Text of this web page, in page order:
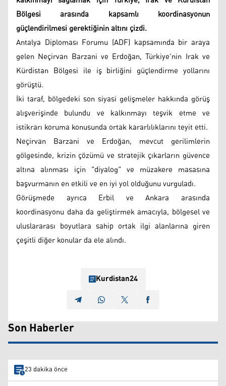
Bölgesi arasında kapsamlı koordinasyonun
güçlendirilmesi gerektiğinin altını çizdi.
Antalya Diploması Forumu (ADF) kapsamında bir araya
gelen Neçirvan Barzani ve Erdoğan, Türkiye'nin Irak ve
Kürdistan Bölgesi ile iş birliğini güçlendirme yollarını
görüştü.
İki taraf, bölgedeki son siyasi gelişmeler hakkında görüş
alışverişinde bulundu ve kalkınmayı teşvik etme ve
istikrarı koruma konusunda ortak kararlılıklarını teyit etti.
Neçirvan Barzani ve Erdoğan, mevcut gerilimlerin
gölgesinde, krizin çözümü ve stratejik çıkarların güvence
altına alınması için "diyalog" ve müzakere masasına
başvurmanın en etkili ve en iyi yol olduğunu vurguladı.
Görüşmede ayrıca Erbil ve Ankara arasında
koordinasyonu daha da geliştirmek amacıyla, bölgesel ve
uluslararası boyutlara sahip ortak ilgi alanlarına giren
çeşitli diğer konular da ele alındı.
Kurdistan24
Son Haberler
23 dakika önce